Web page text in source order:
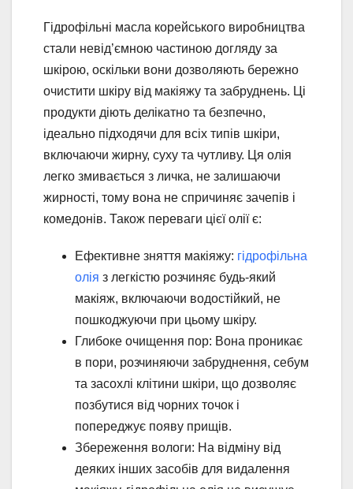
Гідрофільні масла корейського виробництва
стали невід’ємною частиною догляду за
шкірою, оскільки вони дозволяють бережно
очистити шкіру від макіяжу та забруднень. Ці
продукти діють делікатно та безпечно,
ідеально підходячи для всіх типів шкіри,
включаючи жирну, суху та чутливу. Ця олія
легко змивається з личка, не залишаючи
жирності, тому вона не спричиняє зачепів і
комедонів. Також переваги цієї олії є:
Ефективне зняття макіяжу: гідрофільна
олія з легкістю розчиняє будь-який
макіяж, включаючи водостійкий, не
пошкоджуючи при цьому шкіру.
Глибоке очищення пор: Вона проникає
в пори, розчиняючи забруднення, себум
та засохлі клітини шкіри, що дозволяє
позбутися від чорних точок і
попереджує появу прищів.
Збереження вологи: На відміну від
деяких інших засобів для видалення